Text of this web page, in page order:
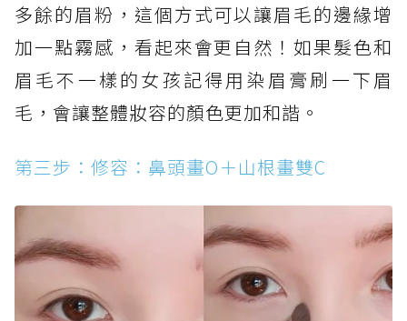
多餘的眉粉，這個方式可以讓眉毛的邊緣增
加一點霧感，看起來會更自然！如果髮色和
眉毛不一樣的女孩記得用染眉膏刷一下眉
毛，會讓整體妝容的顏色更加和諧。
第三步：修容：鼻頭畫O＋山根畫雙C